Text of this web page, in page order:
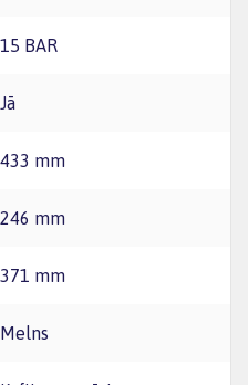
15 BAR
Jā
433 mm
246 mm
371 mm
Melns